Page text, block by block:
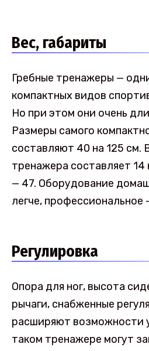
Вес, габариты
Гребные тренажеры —
компактных видов
Но при этом они очень
Размеры самого
составляют 40 на 125 см.
тренажера составляет 14
— 47. Оборудование
легче, профессиональное
Регулировка
Опора для ног, высота
рычаги, снабженные
расширяют возможности
таком тренажере могут